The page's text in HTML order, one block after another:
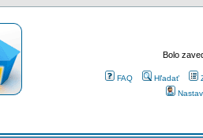
Bolo
FAQ Hľadať